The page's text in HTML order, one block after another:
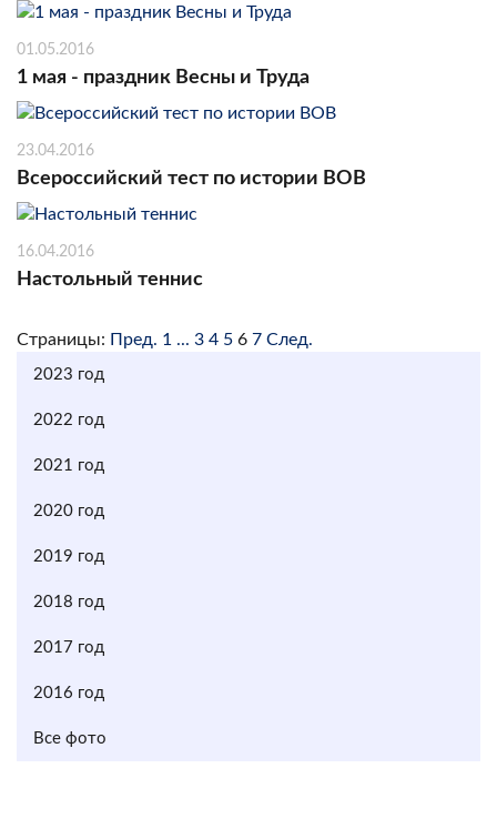
01.05.2016
1 мая - праздник Весны и Труда
23.04.2016
Всероссийский тест по истории ВОВ
16.04.2016
Настольный теннис
Страницы: Пред. 1 ... 3 4 5 6 7 След.
2023 год
2022 год
2021 год
2020 год
2019 год
2018 год
2017 год
2016 год
Все фото